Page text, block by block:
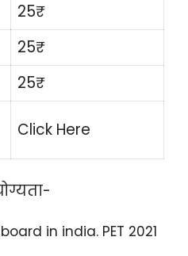
25₹
25₹
25₹
Click Here
in india. PET 2021